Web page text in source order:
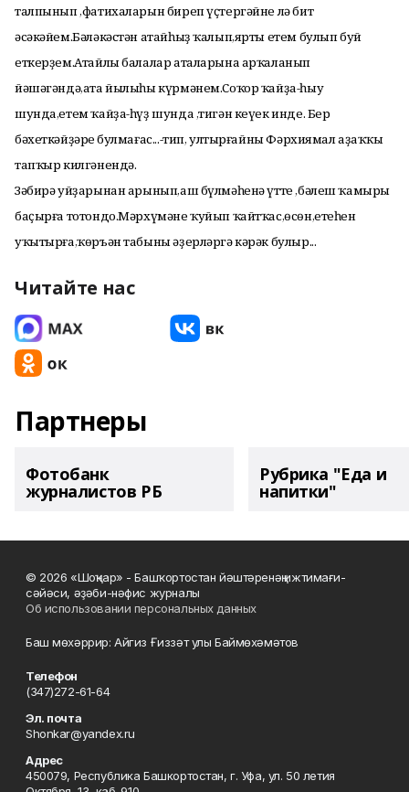
талпынып ,фатихаларын биреп үҫтергәйне лә бит
әсәкәйем.Бәләкәстән атайһыҙ ҡалып,ярты етем булып буй
еткерҙем.Атайлы балалар аталарына арҡаланып
йәшәгәндә,ата йылыһы күрмәнем.Соҡор ҡайҙа-һыу
шунда,етем ҡайҙа-һүҙ шунда ,тигән кеүек инде. Бер
бәхеткәйҙәрең булмағас...-тип, ултырғайны Фәрхиямал аҙаҡҡы
тапҡыр килгәнендә.
Зәбирә уйҙарынан арынып,аш бүлмәһенә үтте ,бәлеш ҡамыры
баҫырға тотондо.Мәрхүмәне ҡуйып ҡайтҡас,өсөн,етеһен
уҡытырға,ҡөръән табыны әҙерләргә кәрәк булыр...
Читайте нас
Партнеры
Фотобанк
журналистов РБ
Рубрика "Еда и
напитки"
© 2026 «Шоңҡар» - Башҡортостан йәштәренәң ижтимағи-
сәйәси, әҙәби-нәфис журналы
Об использовании персональных данных
Баш мөхәррир: Айгиз Ғиззәт улы Баймөхәмәтов
Телефон
(347)272-61-64
Эл. почта
Shonkar@yandex.ru
Адрес
450079, Республика Башкортостан, г. Уфа, ул. 50 летия